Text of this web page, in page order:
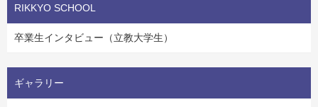
RIKKYO SCHOOL
卒業生インタビュー（立教大学生）
ギャラリー